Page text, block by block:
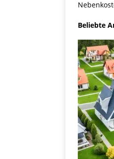
Beliebte